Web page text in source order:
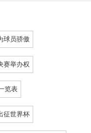
球员骄傲
赛举办权
览表
征世界杯